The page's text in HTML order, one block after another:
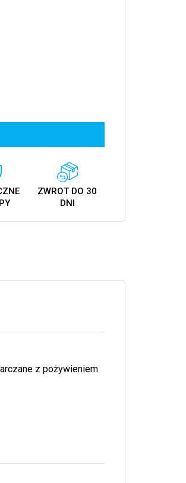
ZWROT DO 30
DNI
z pożywieniem